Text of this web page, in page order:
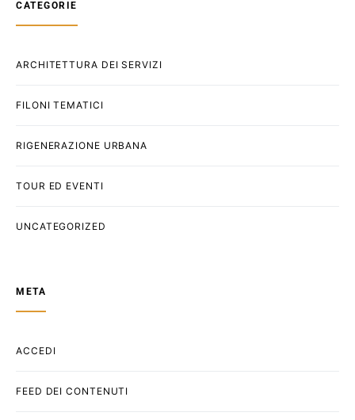
CATEGORIE
ARCHITETTURA DEI SERVIZI
FILONI TEMATICI
RIGENERAZIONE URBANA
TOUR ED EVENTI
UNCATEGORIZED
META
ACCEDI
FEED DEI CONTENUTI